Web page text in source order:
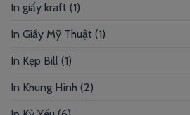
In giấy kraft (1)
In Giấy Mỹ Thuật (1)
In Kẹp Bill (1)
In Khung Hình (2)